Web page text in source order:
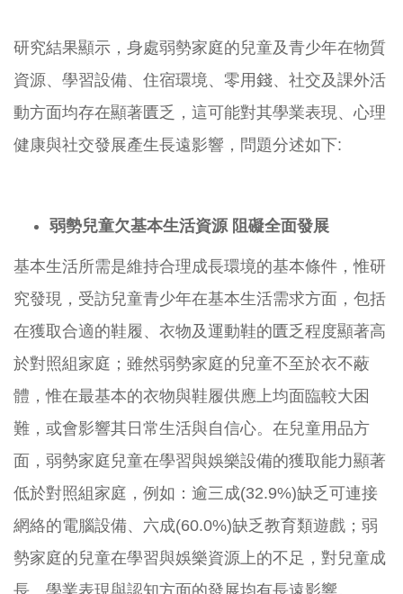
研究結果顯示，身處弱勢家庭的兒童及青少年在物質
資源、學習設備、住宿環境、零用錢、社交及課外活
動方面均存在顯著匱乏，這可能對其學業表現、心理
健康與社交發展產生長遠影響，問題分述如下:
弱勢兒童欠基本生活資源 阻礙全面發展
基本生活所需是維持合理成長環境的基本條件，惟研
究發現，受訪兒童青少年在基本生活需求方面，包括
在獲取合適的鞋履、衣物及運動鞋的匱乏程度顯著高
於對照組家庭；雖然弱勢家庭的兒童不至於衣不蔽
體，惟在最基本的衣物與鞋履供應上均面臨較大困
難，或會影響其日常生活與自信心。在兒童用品方
面，弱勢家庭兒童在學習與娛樂設備的獲取能力顯著
低於對照組家庭，例如：逾三成(32.9%)缺乏可連接
網絡的電腦設備、六成(60.0%)缺乏教育類遊戲；弱
勢家庭的兒童在學習與娛樂資源上的不足，對兒童成
長、學業表現與認知方面的發展均有長遠影響。